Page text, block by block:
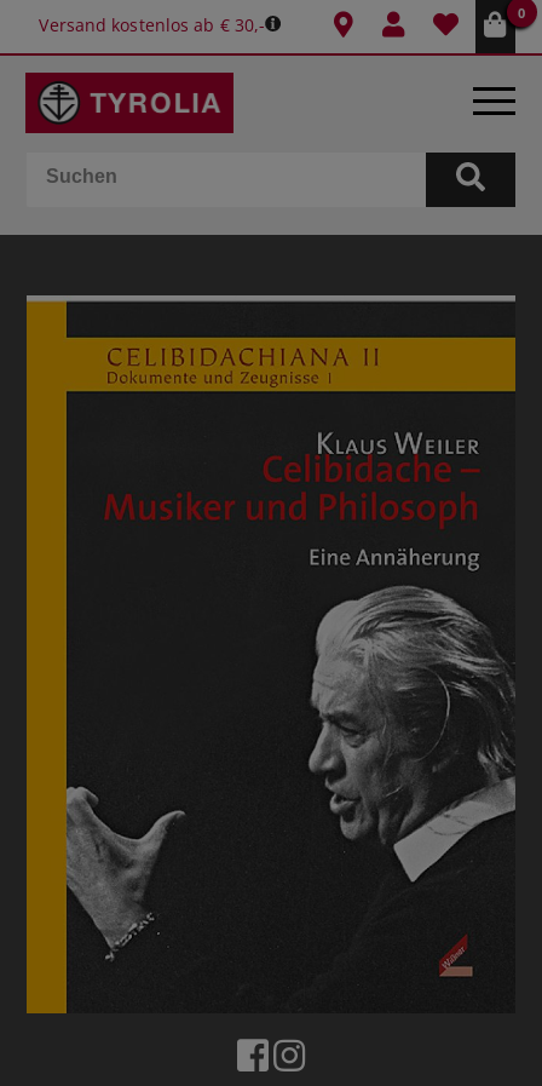
Versand kostenlos ab € 30,-
0
BÜCHER
KALENDER
SCHULE & BÜRO